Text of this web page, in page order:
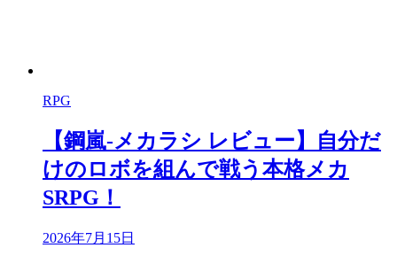
RPG
【鋼嵐-メカラシ レビュー】自分だ
けのロボを組んで戦う本格メカ
SRPG！
2026年7月15日